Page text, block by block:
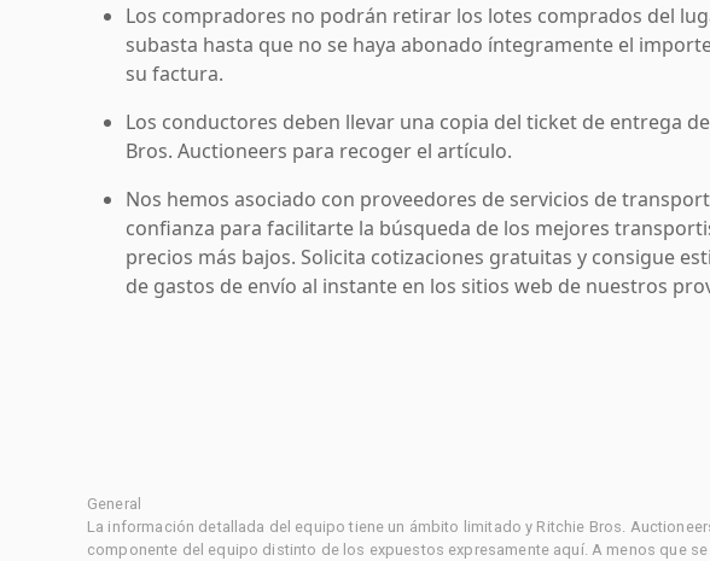
Los compradores no podrán retirar los lotes comprados del
subasta hasta que no se haya abonado íntegramente el
su factura.
Los conductores deben llevar una copia del ticket de entrega
Bros. Auctioneers para recoger el artículo.
Nos hemos asociado con proveedores de servicios de
confianza para facilitarte la búsqueda de los mejores
precios más bajos. Solicita cotizaciones gratuitas y consigue
de gastos de envío al instante en los sitios web de nuestros
General
La información detallada del equipo tiene un ámbito limitado y Ritchie Bros.
componente del equipo distinto de los expuestos expresamente aquí. A menos que